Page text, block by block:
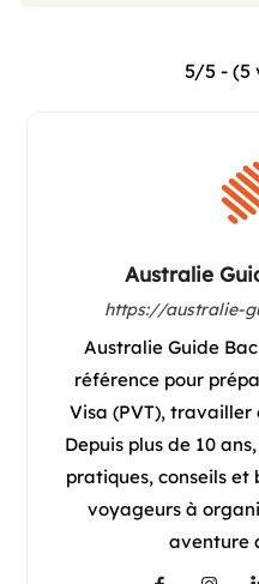
5/5 - (5
Australie
https://australie-
Australie Guide
référence pour
Visa (PVT),
Depuis plus de 10
pratiques, conseils et
voyageurs à
aventure